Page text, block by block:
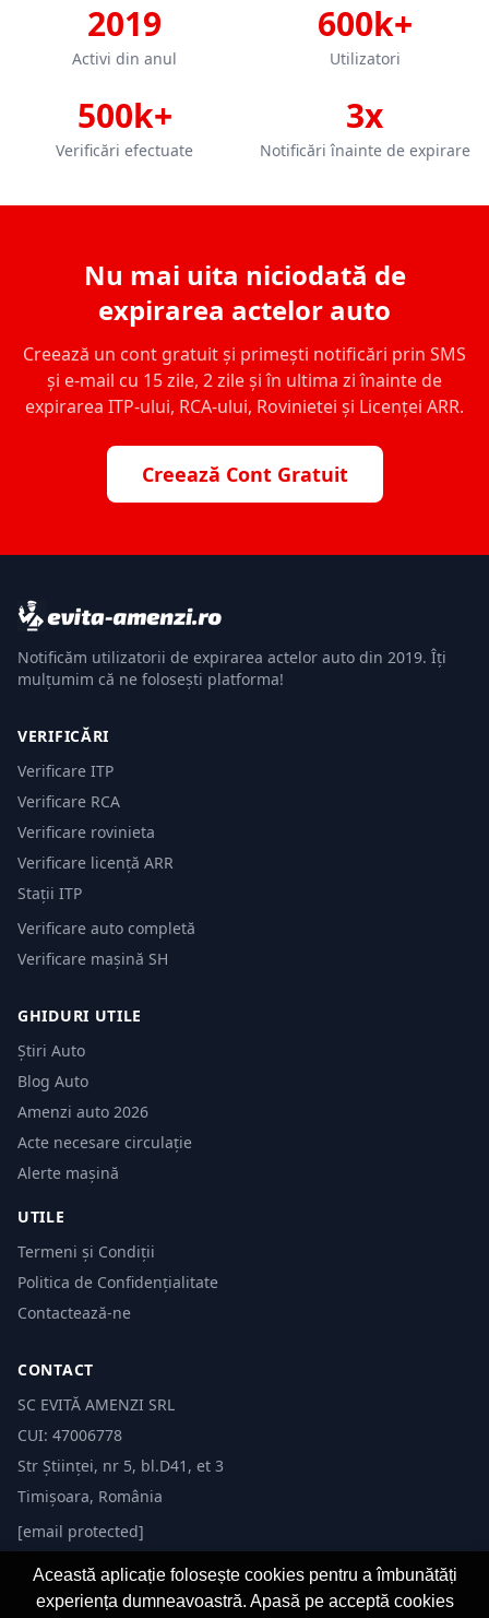
2019
Activi din anul
600k+
Utilizatori
500k+
Verificări efectuate
3x
Notificări înainte de expirare
Nu mai uita niciodată de
expirarea actelor auto
Creează un cont gratuit și primești notificări prin SMS
și e-mail cu 15 zile, 2 zile și în ultima zi înainte de
expirarea ITP-ului, RCA-ului, Rovinietei și Licenței ARR.
Creează Cont Gratuit
Notificăm utilizatorii de expirarea actelor auto din 2019. Îți
mulțumim că ne folosești platforma!
VERIFICĂRI
Verificare ITP
Verificare RCA
Verificare rovinieta
Verificare licență ARR
Stații ITP
Verificare auto completă
Verificare mașină SH
GHIDURI UTILE
Știri Auto
Blog Auto
Amenzi auto 2026
Acte necesare circulație
Alerte mașină
UTILE
Termeni și Condiții
Politica de Confidențialitate
Contactează-ne
CONTACT
SC EVITĂ AMENZI SRL
CUI: 47006778
Str Științei, nr 5, bl.D41, et 3
Timișoara, România
[email protected]
Această aplicație folosește cookies pentru a îmbunătăți
experiența dumneavoastră. Apasă pe acceptă cookies